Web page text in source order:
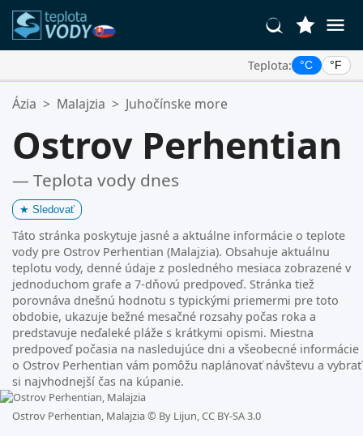
Teplota: °C °F
Vaše Obľúbené Lokality:
Ázia > Malajzia > Juhočínske more
Ostrov Perhentian
— Teplota vody dnes
★ Sledovať
Táto stránka poskytuje jasné a aktuálne informácie o teplote
vody pre Ostrov Perhentian (Malajzia). Obsahuje aktuálnu
teplotu vody, denné údaje z posledného mesiaca zobrazené v
jednoduchom grafe a 7-dňovú predpoveď. Stránka tiež
porovnáva dnešnú hodnotu s typickými priemermi pre toto
obdobie, ukazuje bežné mesačné rozsahy počas roka a
predstavuje neďaleké pláže s krátkymi opismi. Miestna
predpoveď počasia na nasledujúce dni a všeobecné informácie
o Ostrov Perhentian vám pomôžu naplánovať návštevu a vybrať
si najvhodnejší čas na kúpanie.
Ostrov Perhentian, Malajzia © By Lijun, CC BY-SA 3.0